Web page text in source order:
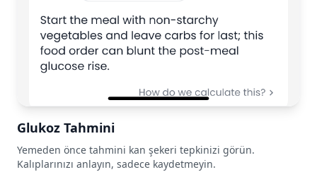
Glukoz Tahmini
Yemeden önce tahmini kan şekeri tepkinizi görün.
Kalıplarınızı anlayın, sadece kaydetmeyin.